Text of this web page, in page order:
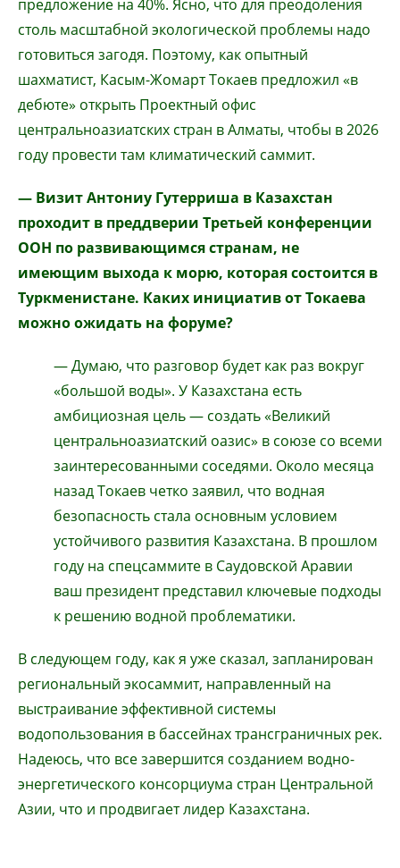
предложение на 40%. Ясно, что для преодоления
столь масштабной экологической проблемы надо
готовиться загодя. Поэтому, как опытный
шахматист, Касым-Жомарт Токаев предложил «в
дебюте» открыть Проектный офис
центральноазиатских стран в Алматы, чтобы в 2026
году провести там климатический саммит.
— Визит Антониу Гутерриша в Казахстан
проходит в преддверии Третьей конференции
ООН по развивающимся странам, не
имеющим выхода к морю, которая состоится в
Туркменистане. Каких инициатив от Токаева
можно ожидать на форуме?
— Думаю, что разговор будет как раз вокруг
«большой воды». У Казахстана есть
амбициозная цель — создать «Великий
центральноазиатский оазис» в союзе со всеми
заинтересованными соседями. Около месяца
назад Токаев четко заявил, что водная
безопасность стала основным условием
устойчивого развития Казахстана. В прошлом
году на спецсаммите в Саудовской Аравии
ваш президент представил ключевые подходы
к решению водной проблематики.
В следующем году, как я уже сказал, запланирован
региональный экосаммит, направленный на
выстраивание эффективной системы
водопользования в бассейнах трансграничных рек.
Надеюсь, что все завершится созданием водно-
энергетического консорциума стран Центральной
Азии, что и продвигает лидер Казахстана.